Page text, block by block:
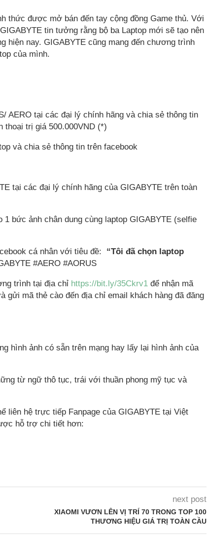
thức được mở bán đến tay cộng đồng Game thủ. Với
tin tưởng rằng bộ ba Laptop mới sẽ tạo nên
hiện nay. GIGABYTE cũng mang đến chương trình
của mình.
AERO tại các đại lý chính hãng và chia sẻ thông tin
thoại trị giá 500.000VND (*)
và chia sẻ thông tin trên facebook
tại các đại lý chính hãng của GIGABYTE trên toàn
bức ảnh chân dung cùng laptop GIGABYTE (selfie
cá nhân với tiêu đề: “Tôi đã chọn laptop
#AERO #AORUS
trình tại địa chỉ https://bit.ly/35Ckrv1 để nhận mã
gửi mã thẻ cào đến địa chỉ email khách hàng đã đăng
hình ảnh có sẵn trên mạng hay lấy lại hình ảnh của
từ ngữ thô tục, trái với thuần phong mỹ tục và
liên hệ trực tiếp Fanpage của GIGABYTE tại Việt
hỗ trợ chi tiết hơn:
next post
XIAOMI VƯƠN LÊN VỊ TRÍ 70 TRONG TOP 100
THƯƠNG HIỆU GIÁ TRỊ TOÀN CẦU